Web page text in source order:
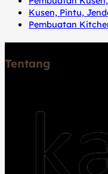
Kusen, Pintu,
Pembuatan
Tentang